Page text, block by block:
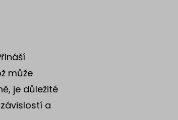
může
je důležité
a